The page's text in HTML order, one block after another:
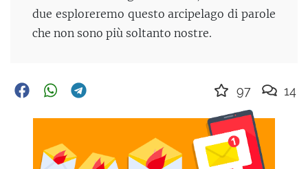
due esploreremo questo arcipelago di parole
che non sono più soltanto nostre.
97 14